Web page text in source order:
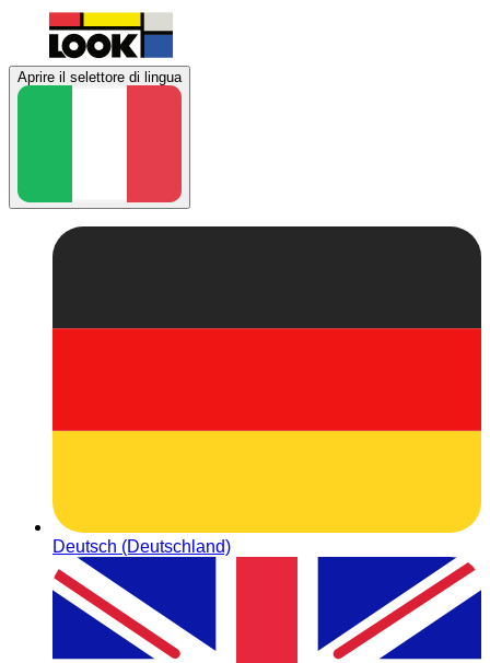
Aprire il selettore di lingua
Deutsch (Deutschland)